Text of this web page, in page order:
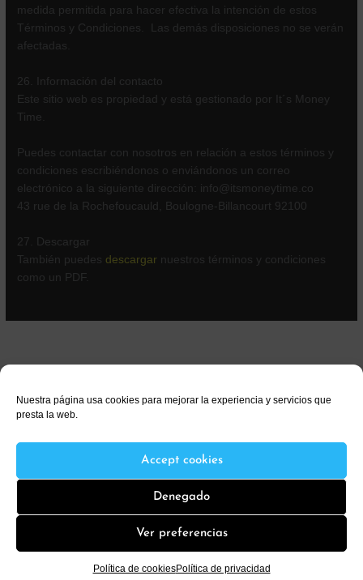
Nuestra página usa cookies para mejorar la experiencia y servicios que
presta la web.
Accept cookies
Denegado
Ver preferencias
Política de cookiesPolítica de privacidad
medida permitida para hacer efectiva la intención de estos
Términos y Condiciones. Las demás disposiciones no se verán
afectadas.
26. Información del contacto
Este sitio web es propiedad y está gestionado por It´s Money
Time.
Puedes contactar con nosotros en relación a estos términos y
condiciones escribiéndonos o enviándonos un correo
electrónico a la siguiente dirección: info@itsmoneytime.co
43 rue de la Rochefoucauld, Boulogne-Billancourt 92100
27. Descargar
También puedes descargar nuestros términos y condiciones
como un PDF.
Política de privacidad
Política de cookies (EU)
Copyright © 2026 It's Money Time